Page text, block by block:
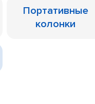
Портативные
колонки